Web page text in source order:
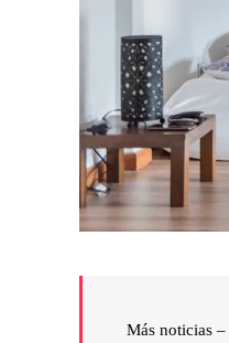
Más noticias –